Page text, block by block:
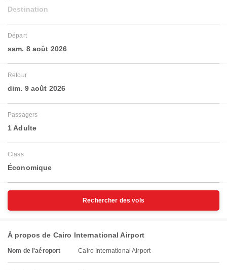
Destination
Départ
sam. 8 août 2026
Retour
dim. 9 août 2026
Passagers
1 Adulte
Class
Économique
Rechercher des vols
À propos de Cairo International Airport
Nom de l'aéroport Cairo International Airport